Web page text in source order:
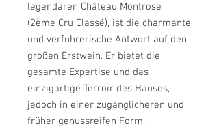
legendären Château Montrose
(2ème Cru Classé), ist die charmante
und verführerische Antwort auf den
großen Erstwein. Er bietet die
gesamte Expertise und das
einzigartige Terroir des Hauses,
jedoch in einer zugänglicheren und
früher genussreifen Form.